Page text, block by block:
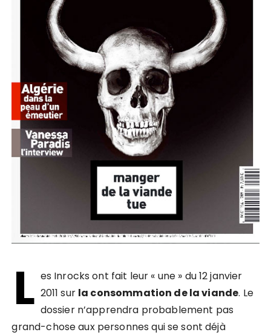
L es Inrocks ont fait leur « une » du 12 janvier
2011 sur la consommation de la viande. Le
dossier n’apprendra probablement pas
grand-chose aux personnes qui se sont déjà